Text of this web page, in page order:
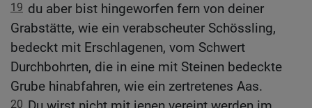
19 du aber bist hingeworfen fern von deiner
Grabstätte, wie ein verabscheuter Schössling,
bedeckt mit Erschlagenen, vom Schwert
Durchbohrten, die in eine mit Steinen bedeckte
Grube hinabfahren, wie ein zertretenes Aas.
20